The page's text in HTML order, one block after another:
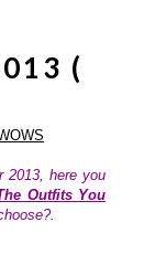
(
here you
Outfits You